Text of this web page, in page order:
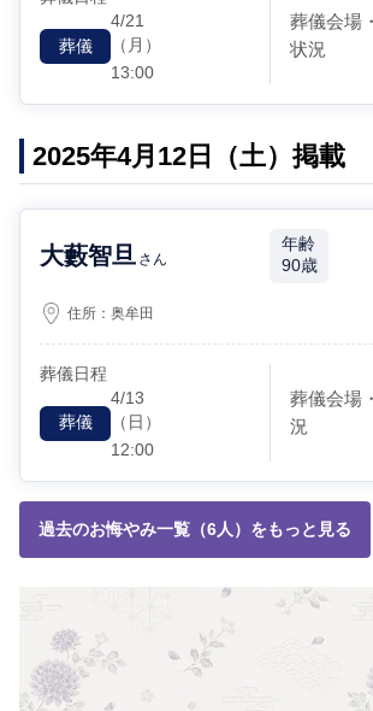
葬儀
4/21
（月）
13:00
葬儀会場・
状況
2025年4月12日（土）掲載
大藪智旦 さん
年齢
90歳
住所：奥牟田
葬儀日程
葬儀
4/13
（日）
12:00
葬儀会場
況
過去のお悔やみ一覧（6人）をもっと見る